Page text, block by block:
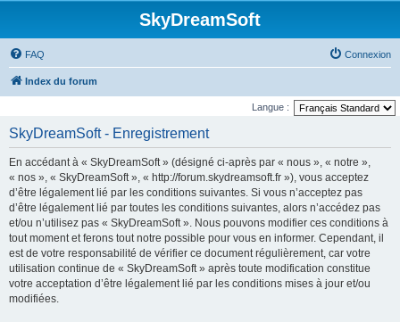
SkyDreamSoft
FAQ Connexion
Index du forum
Langue :
SkyDreamSoft - Enregistrement
En accédant à « SkyDreamSoft » (désigné ci-après par « nous », « notre »,
« nos », « SkyDreamSoft », « http://forum.skydreamsoft.fr »), vous acceptez
d’être légalement lié par les conditions suivantes. Si vous n’acceptez pas
d’être légalement lié par toutes les conditions suivantes, alors n’accédez pas
et/ou n’utilisez pas « SkyDreamSoft ». Nous pouvons modifier ces conditions à
tout moment et ferons tout notre possible pour vous en informer. Cependant, il
est de votre responsabilité de vérifier ce document régulièrement, car votre
utilisation continue de « SkyDreamSoft » après toute modification constitue
votre acceptation d’être légalement lié par les conditions mises à jour et/ou
modifiées.